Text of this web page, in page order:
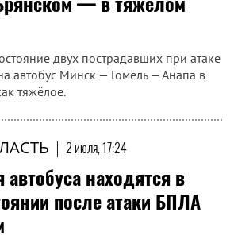
двух пострадавших при атаке
автобус Минск — Гомель — Анапа в
тяжёлое.
| 2 июля, 17:24
находятся в
после атаки БПЛА